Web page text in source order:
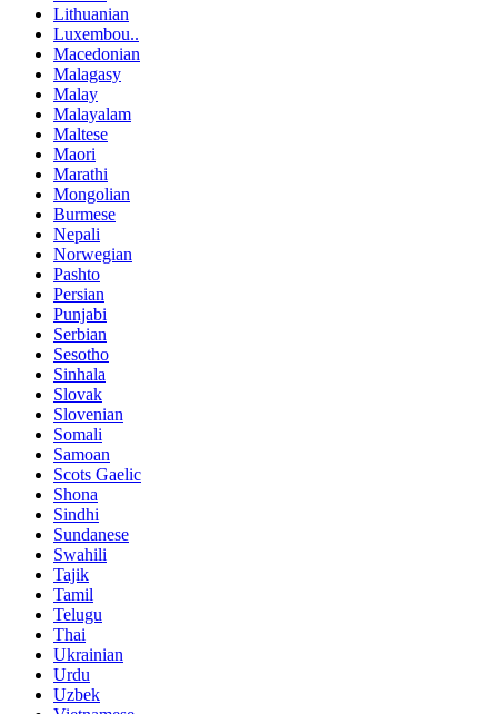
Lithuanian
Luxembou..
Macedonian
Malagasy
Malay
Malayalam
Maltese
Maori
Marathi
Mongolian
Burmese
Nepali
Norwegian
Pashto
Persian
Punjabi
Serbian
Sesotho
Sinhala
Slovak
Slovenian
Somali
Samoan
Scots Gaelic
Shona
Sindhi
Sundanese
Swahili
Tajik
Tamil
Telugu
Thai
Ukrainian
Urdu
Uzbek